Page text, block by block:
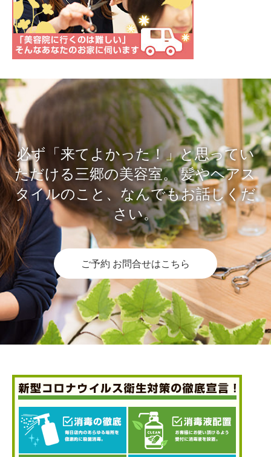
必ず「来てよかった！」と思ってい
ただける三郷の美容室。髪やヘアス
タイルのこと、なんでもお話しくだ
さい。
ご予約 お問合せはこちら